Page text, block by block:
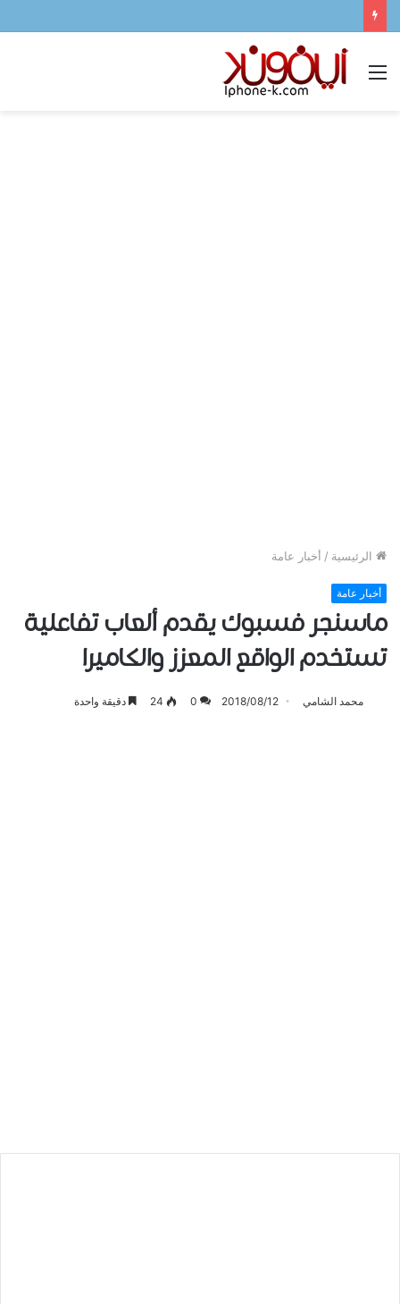
القائمة
الرئيسية / أخبار عامة
أخبار عامة
ماسنجر فسبوك يقدم ألعاب تفاعلية
تستخدم الواقع المعزز والكاميرا
محمد الشامي 2018/08/12
0
24 دقيقة واحدة